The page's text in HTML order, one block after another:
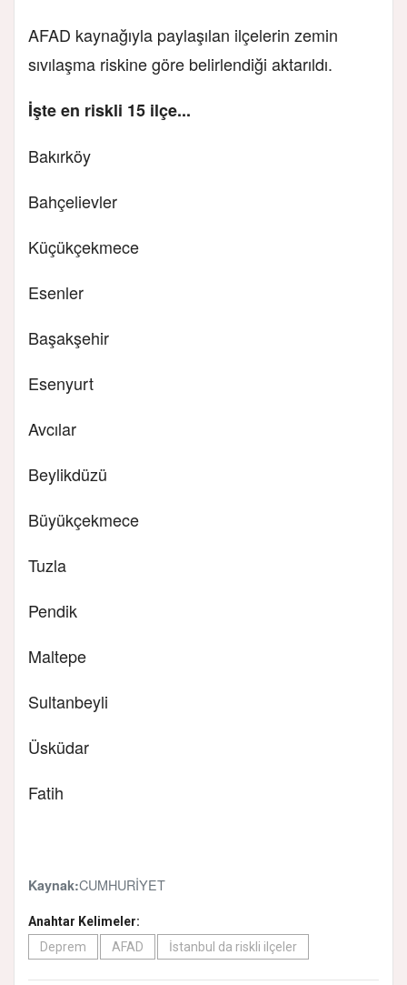
AFAD kaynağıyla paylaşılan ilçelerin zemin
sıvılaşma riskine göre belirlendiği aktarıldı.
İşte en riskli 15 ilçe...
Bakırköy
Bahçelievler
Küçükçekmece
Esenler
Başakşehir
Esenyurt
Avcılar
Beylikdüzü
Büyükçekmece
Tuzla
Pendik
Maltepe
Sultanbeyli
Üsküdar
Fatih
Kaynak:CUMHURİYET
Anahtar Kelimeler:
Deprem
AFAD İstanbul da riskli ilçeler